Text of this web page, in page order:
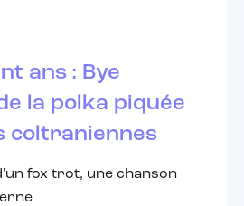
ans : Bye
la polka piquée
coltraniennes
fox trot, une chanson